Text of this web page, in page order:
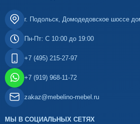
г. Подольск, Домодедовское шоссе
Пн-Пт: С 10:00 до 19:00
+7 (495) 215-27-97
+7 (919) 968-11-72
zakaz@mebelino-mebel.ru
МЫ В СОЦИАЛЬНЫХ СЕТЯХ